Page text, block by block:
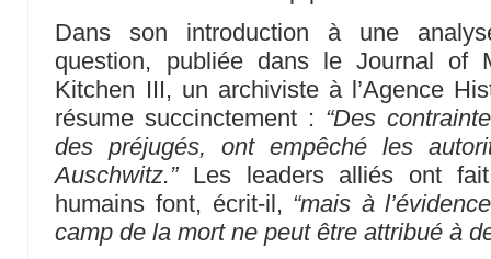
Dans son introduction à une
question, publiée dans le Journal of
Kitchen III, un archiviste à l’Agence
résume succinctement : “Des
des préjugés, ont empêché les
Auschwitz.”Les leaders alliés ont
humains font, écrit-il, “mais à
camp de la mort ne peut être attribué à